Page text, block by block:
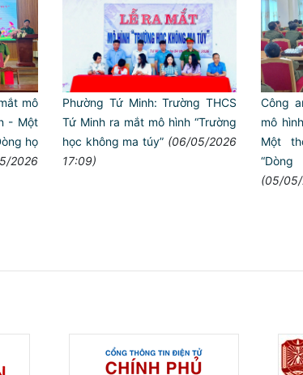
mô
- Một
họ
2026
Phường Tứ Minh: Trường THCS
Tứ Minh ra mắt mô hình “Trường
học không ma túy” (06/05/2026
17:09)
Công
mô
Một
(05/05/